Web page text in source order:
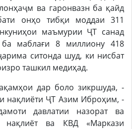
ва гаронвазн ба қайд
онҳо тибқи моддаи 311
маъмурии ҶТ санад
маблағи 8 миллиону 418
ситонда шуд, ки нисбат
ташкил медиҳад.
дар боло зикршуда, -
нақлиёти ҶТ Азим Иброҳим, -
давлатии назорат ва
нақлиёт ва КВД «Маркази